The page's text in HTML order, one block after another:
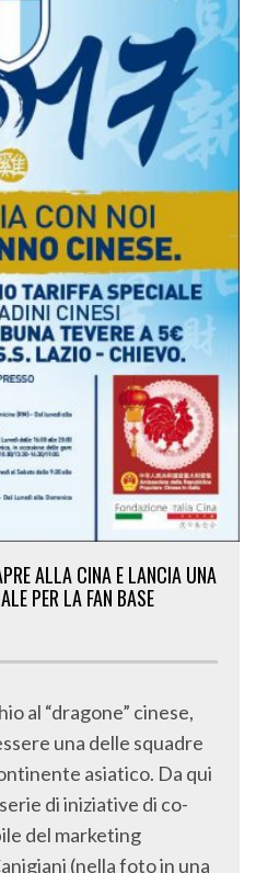
ALLA CINA E LANCIA UNA
PER LA FAN BASE
al “dragone” cinese,
una delle squadre
asiatico. Da qui
di iniziative di co-
del marketing
(nella foto in una